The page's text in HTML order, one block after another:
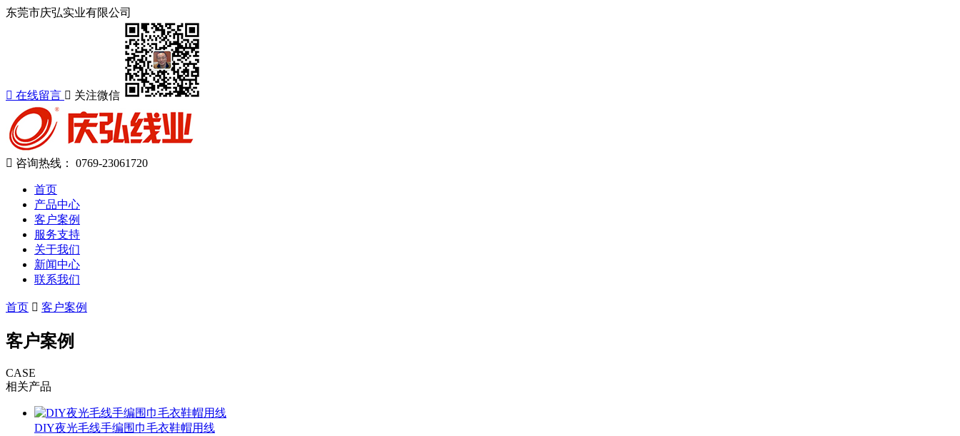
东莞市庆弘实业有限公司
在线留言 关注微信
咨询热线： 0769-23061720
首页
产品中心
客户案例
服务支持
关于我们
新闻中心
联系我们
首页 客户案例
客户案例
CASE
相关产品
DIY夜光毛线手编围巾毛衣鞋帽用线